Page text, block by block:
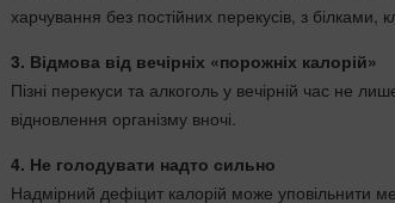
харчування без постійних перекусів, з
3. Відмова від вечірніх «порожніх калорій»
Пізні перекуси та алкоголь у вечірній час не
відновлення організму вночі.
4. Не голодувати надто сильно
Надмірний дефіцит калорій може уповільнити